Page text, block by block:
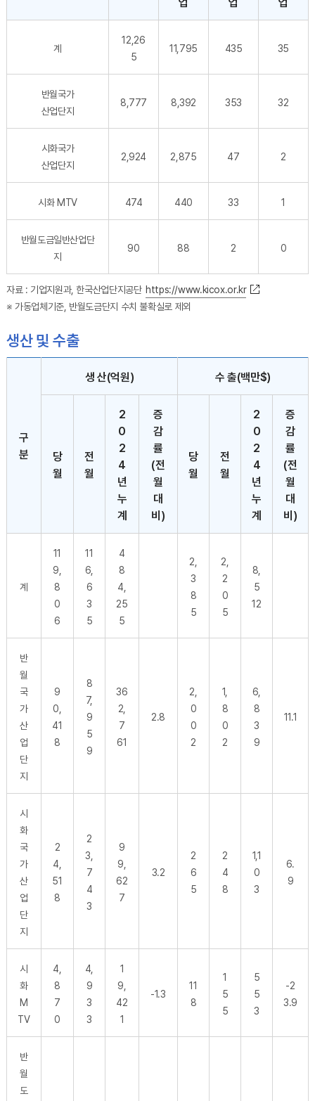
계
12,26
5
11,795 435 35
반월국가
산업단지
8,777 8,392 353 32
시화국가
산업단지
2,924 2,875 47 2
시화 MTV 474 440 33 1
반월도금일반산업단
지
90 88 2 0
자료 : 기업지원과, 한국산업단지공단 https://www.kicox.or.kr
※ 가동업체기준, 반월도금단지 수치 불확실로 제외
생산 및 수출
구
분
생 산(억원) 수 출(백만$)
당
월
전
월
2
0
2
4
년
누
계
증
감
률
(전
월
대
비)
당
월
전
월
2
0
2
4
년
누
계
증
감
률
(전
월
대
비)
계
11
9,
8
0
6
11
6,
6
3
5
4
8
4,
25
5
2,
3
8
5
2,
2
0
5
8,
5
12
반
월
국
가
산
업
단
지
9
0,
41
8
8
7,
9
5
9
36
2,
7
61
2.8
2,
0
0
2
1,
8
0
2
6,
8
3
9
11.1
시
화
국
가
산
업
단
지
2
4,
51
8
2
3,
7
4
3
9
9,
62
7
3.2
2
6
5
2
4
8
1,1
0
3
6.
9
시
화
M
TV
4,
8
7
0
4,
9
3
3
1
9,
42
1
-1.3
11
8
1
5
5
5
5
3
-2
3.9
반
월
도